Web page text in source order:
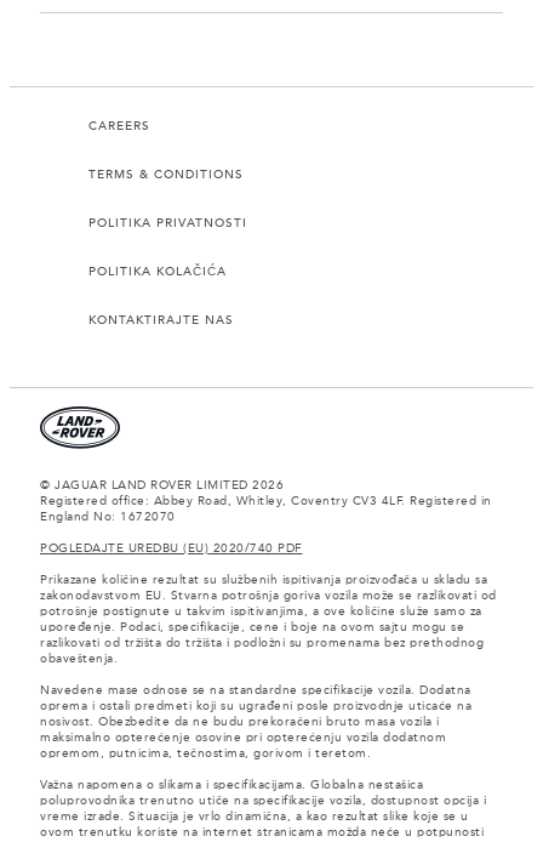
CAREERS
TERMS & CONDITIONS
POLITIKA PRIVATNOSTI
POLITIKA KOLAČIĆA
KONTAKTIRAJTE NAS
© JAGUAR LAND ROVER LIMITED 2026
Registered office: Abbey Road, Whitley, Coventry CV3 4LF. Registered in
England No: 1672070
POGLEDAJTE UREDBU (EU) 2020/740 PDF
Prikazane količine rezultat su službenih ispitivanja proizvođača u skladu sa
zakonodavstvom EU. Stvarna potrošnja goriva vozila može se razlikovati od
potrošnje postignute u takvim ispitivanjima, a ove količine služe samo za
upoređenje. Podaci, specifikacije, cene i boje na ovom sajtu mogu se
razlikovati od tržišta do tržišta i podložni su promenama bez prethodnog
obaveštenja.
Navedene mase odnose se na standardne specifikacije vozila. Dodatna
oprema i ostali predmeti koji su ugrađeni posle proizvodnje uticaće na
nosivost. Obezbedite da ne budu prekoračeni bruto masa vozila i
maksimalno opterećenje osovine pri opterećenju vozila dodatnom
opremom, putnicima, tečnostima, gorivom i teretom.
Važna napomena o slikama i specifikacijama. Globalna nestašica
poluprovodnika trenutno utiče na specifikacije vozila, dostupnost opcija i
vreme izrade. Situacija je vrlo dinamična, a kao rezultat slike koje se u
ovom trenutku koriste na internet stranicama možda neće u potpunosti